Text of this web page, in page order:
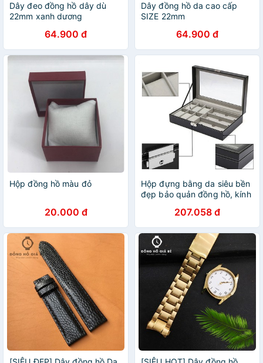
Dây đeo đồng hồ dây dù
22mm xanh dương
64.900 đ
Dây đồng hồ da cao cấp
SIZE 22mm
64.900 đ
Hộp đồng hồ màu đỏ
20.000 đ
Hộp đựng bằng da siêu bền
đẹp bảo quản đồng hồ, kính
trầy xước bụi bẩn - Phụ kiện
đồng hồ
207.058 đ